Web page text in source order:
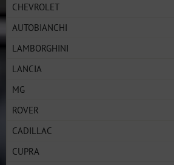
CHEVROLET
AUTOBIANCHI
LAMBORGHINI
LANCIA
MG
ROVER
CADILLAC
CUPRA